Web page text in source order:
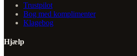
Trustpilot
Bog med komplimenter
Klagebog
Hjælp